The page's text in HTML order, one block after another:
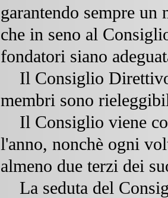
garantendo sempre un
che in seno al
fondatori siano
Il Consiglio
membri sono
Il Consiglio viene
l'anno, nonchè ogni
almeno due terzi dei
La seduta del